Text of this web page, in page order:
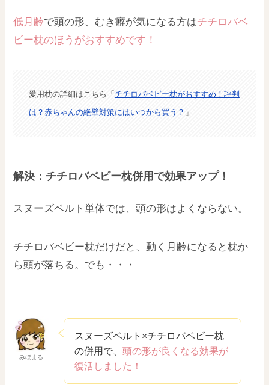
低月齢で頭の形、むき癖が気になる方はチチロバベ
ビー枕のほうがおすすめです！
愛用枕の詳細はこちら「 チチロバベビー枕がおすすめ！評判
は？赤ちゃんの絶壁対策にはいつから買う？ 」
解決：チチロバベビー枕併用で効果アップ！
スヌーズベルト単体では、頭の形はよくならない。
チチロバベビー枕だけだと、動く月齢になると枕か
ら頭が落ちる。でも・・・
みほまる
スヌーズベルト×チチロバベビー枕
の併用で、 頭の形が良くなる効果が
復活しました！